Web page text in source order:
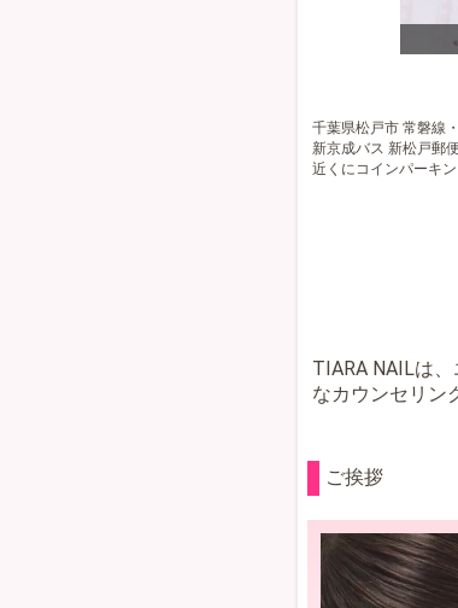
千葉県松戸市 常磐線
新京成バス 新松戸郵
近くにコインパーキ
TIARA NAILは
なカウンセリン
ご挨拶